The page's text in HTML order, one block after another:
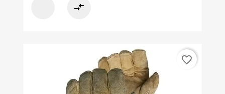
compare_arrows
favorite_border